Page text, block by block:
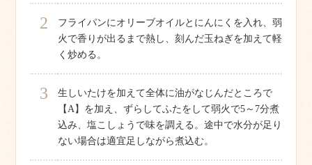
2
フライパンにオリーブオイルとにんにくを入れ、弱
火で香りが出るまで熱し、刻んだ玉ねぎを加えて軽
く炒める。
3
生しいたけを加えて全体に油がなじんだところで
【A】を加え、ずらしてふたをして弱火で5～7分煮
込み、塩こしょうで味を調える。途中で水分が足り
ない場合は適宜足しながら煮込む。